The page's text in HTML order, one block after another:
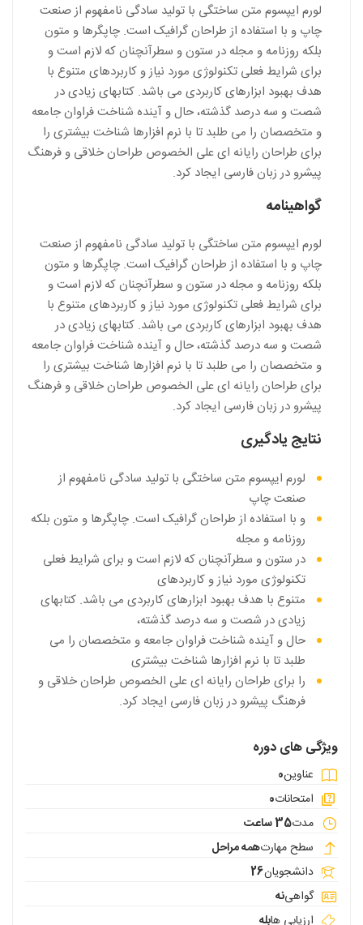
لورم ایپسوم متن ساختگی با تولید سادگی نامفهوم از صنعت
چاپ و با استفاده از طراحان گرافیک است. چاپگرها و متون
بلکه روزنامه و مجله در ستون و سطرآنچنان که لازم است و
برای شرایط فعلی تکنولوژی مورد نیاز و کاربردهای متنوع با
هدف بهبود ابزارهای کاربردی می باشد. کتابهای زیادی در
شصت و سه درصد گذشته، حال و آینده شناخت فراوان جامعه
و متخصصان را می طلبد تا با نرم افزارها شناخت بیشتری را
برای طراحان رایانه ای علی الخصوص طراحان خلاقی و فرهنگ
پیشرو در زبان فارسی ایجاد کرد.
گواهینامه
لورم ایپسوم متن ساختگی با تولید سادگی نامفهوم از صنعت
چاپ و با استفاده از طراحان گرافیک است. چاپگرها و متون
بلکه روزنامه و مجله در ستون و سطرآنچنان که لازم است و
برای شرایط فعلی تکنولوژی مورد نیاز و کاربردهای متنوع با
هدف بهبود ابزارهای کاربردی می باشد. کتابهای زیادی در
شصت و سه درصد گذشته، حال و آینده شناخت فراوان جامعه
و متخصصان را می طلبد تا با نرم افزارها شناخت بیشتری را
برای طراحان رایانه ای علی الخصوص طراحان خلاقی و فرهنگ
پیشرو در زبان فارسی ایجاد کرد.
نتایج یادگیری
لورم ایپسوم متن ساختگی با تولید سادگی نامفهوم از
صنعت چاپ
و با استفاده از طراحان گرافیک است. چاپگرها و متون بلکه
روزنامه و مجله
در ستون و سطرآنچنان که لازم است و برای شرایط فعلی
تکنولوژی مورد نیاز و کاربردهای
متنوع با هدف بهبود ابزارهای کاربردی می باشد. کتابهای
زیادی در شصت و سه درصد گذشته،
حال و آینده شناخت فراوان جامعه و متخصصان را می
طلبد تا با نرم افزارها شناخت بیشتری
را برای طراحان رایانه ای علی الخصوص طراحان خلاقی و
فرهنگ پیشرو در زبان فارسی ایجاد کرد.
ویژگی های دوره
عناوین0
امتحانات0
مدت35 ساعت
سطح مهارتهمه مراحل
دانشجویان26
گواهینه
ارزیابی هابله